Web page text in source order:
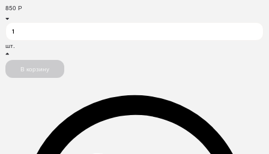
850 Р
шт.
В корзину